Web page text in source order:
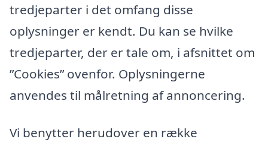
tredjeparter i det omfang disse
oplysninger er kendt. Du kan se hvilke
tredjeparter, der er tale om, i afsnittet om
”Cookies” ovenfor. Oplysningerne
anvendes til målretning af annoncering.
Vi benytter herudover en række